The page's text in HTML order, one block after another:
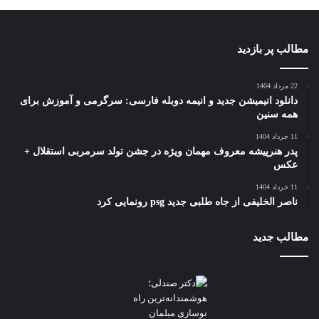
مطالب پر بازدید
22 مرداد 1404
دانلود انیمیشن جدید و انیمه دوبله فارسی: سرگرمی و آموزش برای
همه سنین
11 خرداد 1404
پدر هنرپیشه معروف مهمان ویژه در جشن تولد سرمربی استقلال +
عکس
11 خرداد 1404
ناصر الخلیفی از جاه طلبی جدید psg رونمایی کرد
مطالب جدید